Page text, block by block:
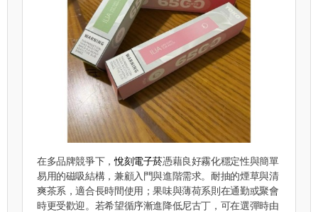
在多品牌競爭下，悅刻電子菸憑藉良好霧化穩定性與簡單
易用的磁吸結構，兼顧入門與進階需求。耐抽的煙草與清
爽茶系，適合長時間使用；果味與薄荷系則在通勤或聚會
時更受歡迎。若希望循序漸進降低尼古丁，可在選彈時由